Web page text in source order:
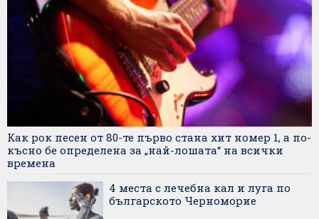
Как рок песен от 80-те първо стана хит номер 1, а по-
късно бе определена за „най-лошата“ на всички
времена
4 места с лечебна кал и луга по
българското Черноморие